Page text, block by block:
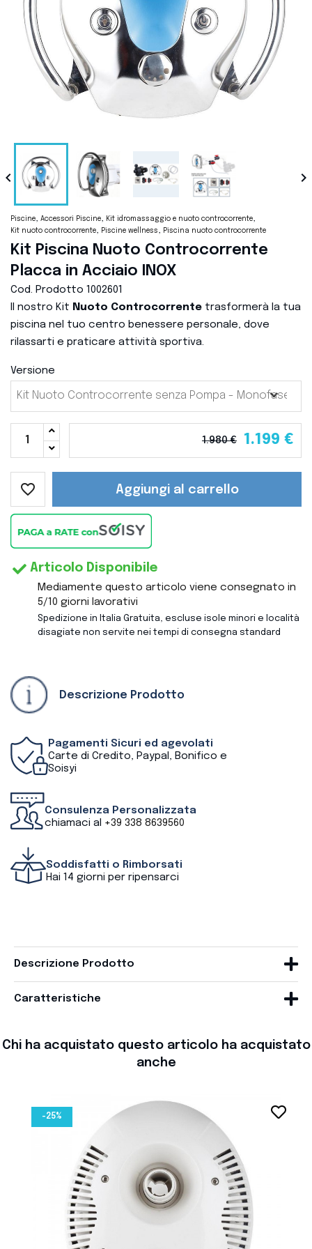
 
Piscine Accessori Piscine
Kit idromassaggio e nuoto controcorrente
Kit nuoto controcorrente
Piscine wellness Piscina nuoto controcorrente
Kit Piscina Nuoto Controcorrente
Placca in Acciaio INOX
Cod. Prodotto 1002601
Il nostro Kit Nuoto Controcorrente trasformerà la tua
piscina nel tuo centro benessere personale, dove
rilassarti e praticare attività sportiva.
Versione
1.980 € 1.199 €
Aggiungi al carrello
favorite_border
Articolo Disponibile
Mediamente questo articolo viene consegnato in
5/10 giorni lavorativi
Spedizione in Italia Gratuita, escluse isole minori e località
disagiate non servite nei tempi di consegna standard
Descrizione Prodotto
Pagamenti Sicuri ed agevolati
Carte di Credito, Paypal, Bonifico e
Soisyi
Consulenza Personalizzata
chiamaci al +39 338 8639560
Soddisfatti o Rimborsati
Hai 14 giorni per ripensarci
Descrizione Prodotto
Caratteristiche
Chi ha acquistato questo articolo ha acquistato
anche
favorite_border
-25%